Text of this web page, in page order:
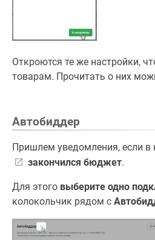
Откроются те же настройки,
товарам. Прочитать о них
Автобиддер
Пришлем уведомления, если в
закончился бюджет.
Для этого выберите одно
колокольчик рядом с